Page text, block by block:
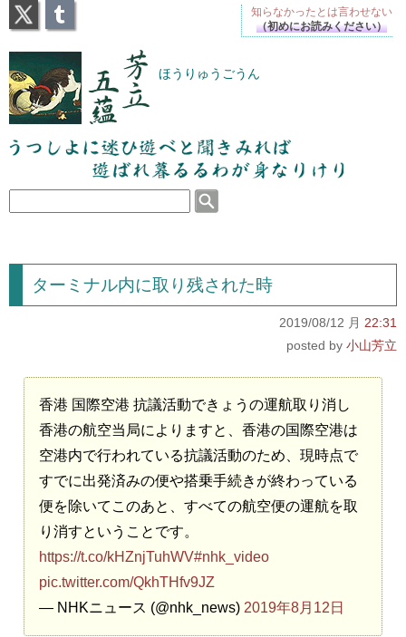
芳立五蘊 ほうりゅうごうん
うつしよに迷ひ遊べと聞きみれば遊ばれ暮るるわが
身なりけり
ターミナル内に取り残された時
2019/08/12 月 22:31
小山芳立
香港 国際空港 抗議活動できょうの運航取り消し
香港の航空当局によりますと、香港の国際空港は
空港内で行われている抗議活動のため、現時点で
すでに出発済みの便や搭乗手続きが終わっている
便を除いてこのあと、すべての航空便の運航を取
り消すということです。
https://t.co/kHZnjTuhWV#nhk_video
pic.twitter.com/QkhTHfv9JZ
— NHKニュース (@nhk_news) 2019年8月12日
知らなかったとは言わせない
（初めにお読みください）
X Tumblr